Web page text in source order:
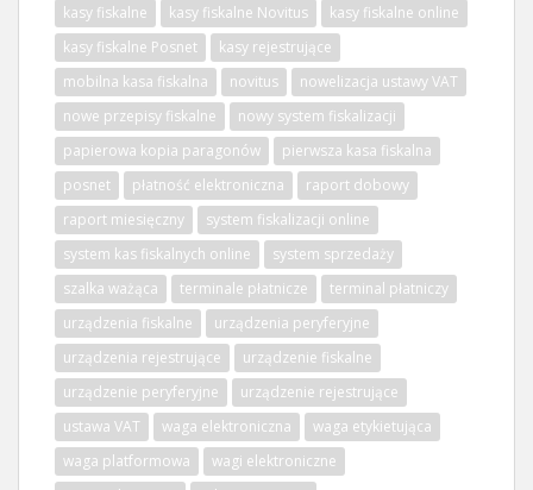
kasy fiskalne
kasy fiskalne Novitus
kasy fiskalne online
kasy fiskalne Posnet
kasy rejestrujące
mobilna kasa fiskalna
novitus
nowelizacja ustawy VAT
nowe przepisy fiskalne
nowy system fiskalizacji
papierowa kopia paragonów
pierwsza kasa fiskalna
posnet
płatność elektroniczna
raport dobowy
raport miesięczny
system fiskalizacji online
system kas fiskalnych online
system sprzedaży
szalka ważąca
terminale płatnicze
terminal płatniczy
urządzenia fiskalne
urządzenia peryferyjne
urządzenia rejestrujące
urządzenie fiskalne
urządzenie peryferyjne
urządzenie rejestrujące
ustawa VAT
waga elektroniczna
waga etykietująca
waga platformowa
wagi elektroniczne